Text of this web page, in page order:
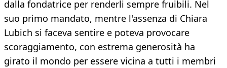
dalla fondatrice per renderli sempre fruibili. Nel
suo primo mandato, mentre l'assenza di Chiara
Lubich si faceva sentire e poteva provocare
scoraggiamento, con estrema generosità ha
girato il mondo per essere vicina a tutti i membri